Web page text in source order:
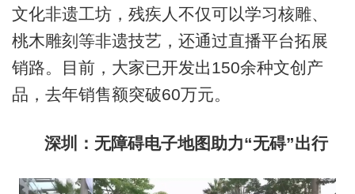
文化非遗工坊，残疾人不仅可以学习核雕、
桃木雕刻等非遗技艺，还通过直播平台拓展
销路。目前，大家已开发出150余种文创产
品，去年销售额突破60万元。
深圳：无障碍电子地图助力“无碍”出行